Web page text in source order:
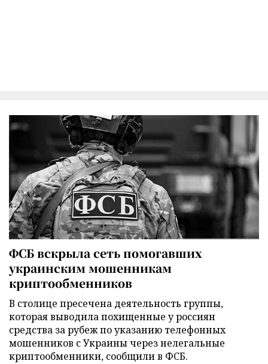
ФСБ вскрыла сеть помогавших
украинским мошенникам
криптообменников
В столице пресечена деятельность группы,
которая выводила похищенные у россиян
средства за рубеж по указанию телефонных
мошенников с Украины через нелегальные
криптообменники, сообщили в ФСБ.